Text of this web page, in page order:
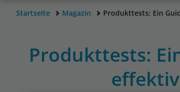
Startseite Magazin Produkttests: Ein
Produkttests: